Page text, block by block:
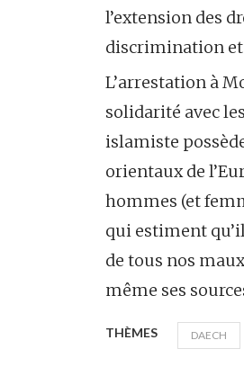
l’extension des
discrimination
L’arrestation à
solidarité avec
islamiste
orientaux de
hommes (et
qui estiment
de tous nos
même ses
THÈMES DAECH